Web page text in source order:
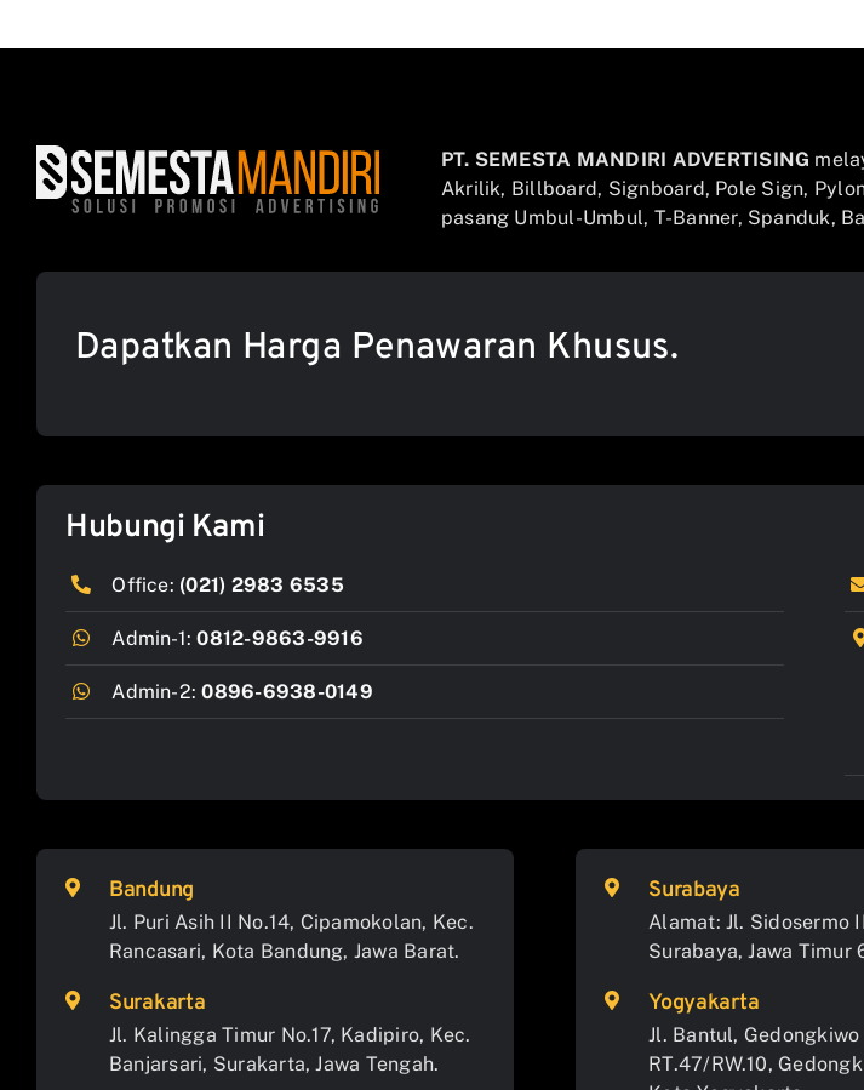
PT. SEMESTA MANDIRI ADVERTISING
Akrilik, Billboard, Signboard, Pole Sign,
pasang Umbul-Umbul, T-Banner, Spanduk,
Dapatkan Harga Penawaran Khusus.
Hubungi Kami
Office: (021) 2983 6535
Admin-1:0812-9863-9916
Admin-2:0896-6938-0149
Bandung
Jl. Puri Asih II No.14, Cipamokolan, Kec.
Rancasari, Kota Bandung, Jawa Barat.
Surakarta
Jl. Kalingga Timur No.17, Kadipiro, Kec.
Banjarsari, Surakarta, Jawa Tengah.
Surabaya
Alamat: Jl. Sidosermo
Surabaya, Jawa Timur
Yogyakarta
Jl. Bantul, Gedongkiwo
RT.47/RW.10,